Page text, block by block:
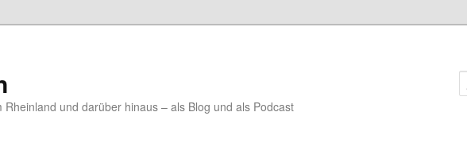
und darüber hinaus – als Blog und als Podcast